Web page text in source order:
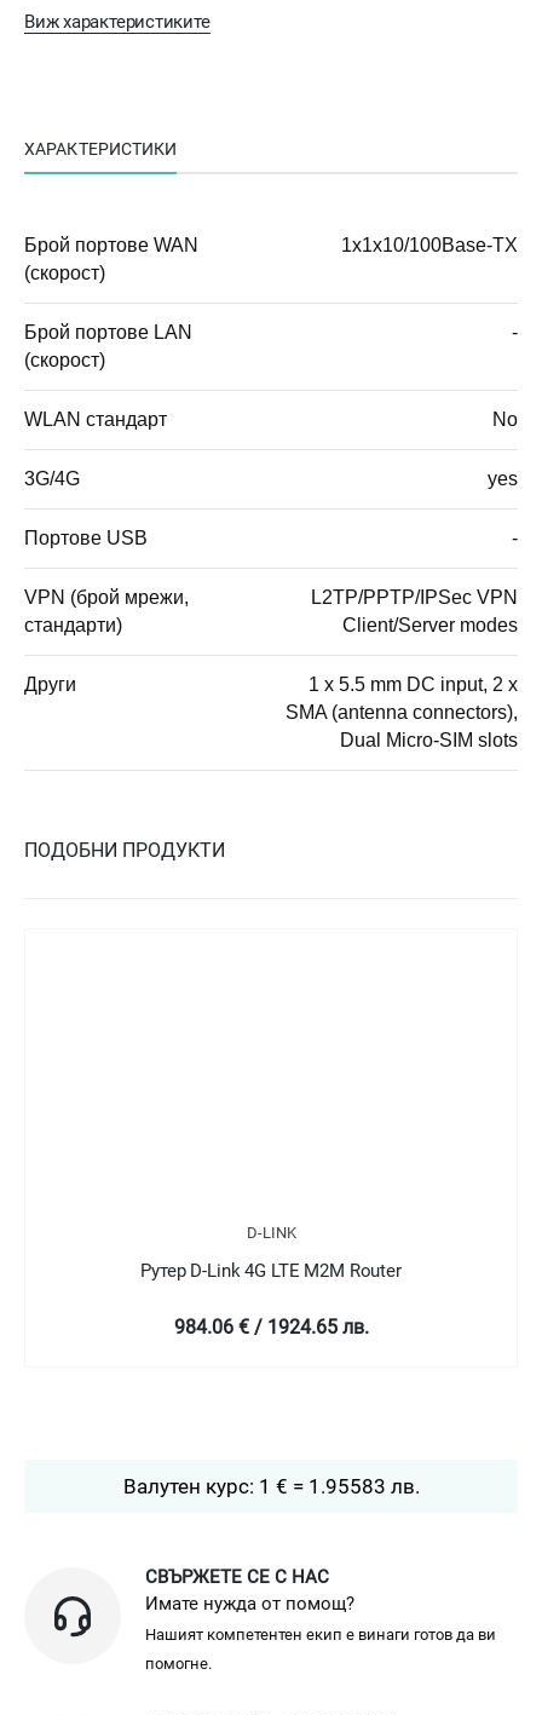
Виж характеристиките
ХАРАКТЕРИСТИКИ
Брой портове WAN
(скорост)
1x1x10/100Base-TX
Брой портове LAN
(скорост)
-
WLAN стандарт No
3G/4G yes
Портове USB -
VPN (брой мрежи,
стандарти)
L2TP/PPTP/IPSec VPN
Client/Server modes
Други
1 x 5.5 mm DC input, 2 x
SMA (antenna connectors),
Dual Micro-SIM slots
ПОДОБНИ ПРОДУКТИ
D-LINK
Рутер D-Link 4G LTE M2M Router
984.06 € / 1924.65 лв.
Валутен курс: 1 € = 1.95583 лв.
СВЪРЖЕТЕ СЕ С НАС
Имате нужда от помощ?
Нашият компетентен екип е винаги готов да ви
помогне.